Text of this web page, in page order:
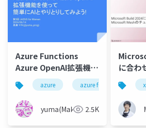
Azure Functions
Azure OpenAI拡張機能
を使って簡単にAIとや
りとりしてみよう！
azure azure functions
yuma(Maki) 2.5K
に合わ
チュー
プ